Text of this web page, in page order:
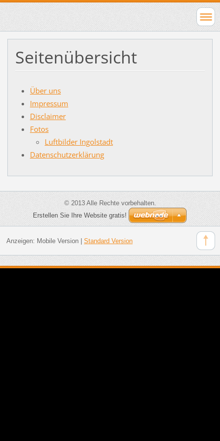
Seitenübersicht
Über uns
Impressum
Disclaimer
Fotos
Luftbilder Ingolstadt
Datenschutzerklärung
© 2013 Alle Rechte vorbehalten.
Erstellen Sie Ihre Website gratis!
Anzeigen: Mobile Version| Standard Version